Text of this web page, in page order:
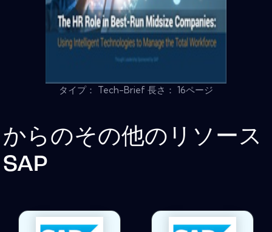
タイプ： Tech-Brief 長さ： 16ページ
からのその他のリソース
SAP